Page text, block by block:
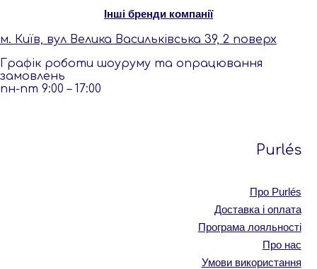
Інші бренди компанії
м. Київ, вул Велика Васильківська 39, 2 поверх
Графік роботи шоуруму та опрацювання
замовлень
пн-пт 9:00 – 17:00
Purlés
Про Purlés
Доставка і оплата
Програма лояльності
Про нас
Умови використання